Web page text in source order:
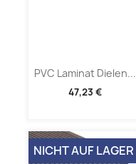
PVC Laminat Dielen...
47,23 €
NICHT AUF LAGER